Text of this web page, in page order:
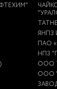
ЯНПЗ
ПАО
НПЗ
ООО
ООО